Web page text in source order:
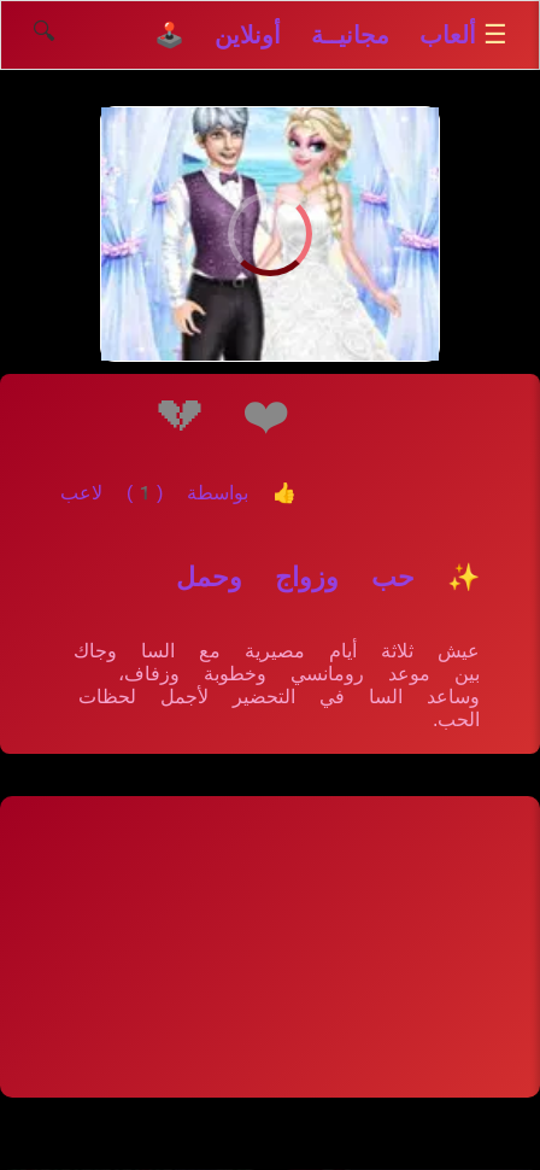
☰ ألعاب مجانيــة أونلاين 🕹️ 🔍
❤️
💔
👍 بواسطة (1) لاعب
✨ حب وزواج وحمل
عيش ثلاثة أيام مصيرية مع السا وجاك
بين موعد رومانسي وخطوبة وزفاف،
وساعد السا في التحضير لأجمل لحظات
الحب.